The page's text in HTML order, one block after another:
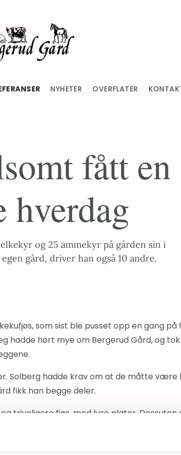
NYHETER OVERFLATER
fått en
hverdag
og 25 ammekyr på gården sin i
gård, driver han også 10 andre.
som sist ble pusset opp en gang
hadde hørt mye om Bergerud Gård, og
Solberg hadde krav om at de måtte være
fikk han begge deler.
triveligere fjøs, med lyse plater.